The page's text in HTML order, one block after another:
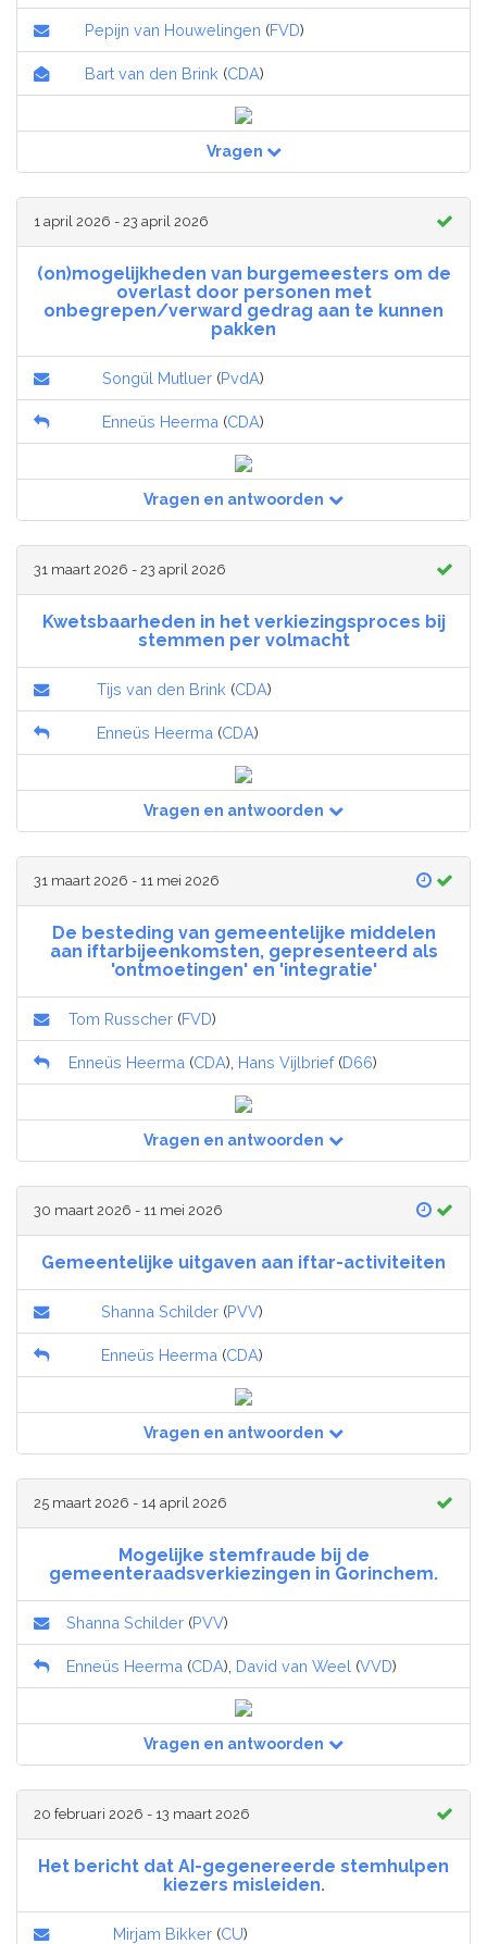
Pepijn van Houwelingen (FVD)
Bart van den Brink (CDA)
Vragen
1 april 2026 - 23 april 2026
(on)mogelijkheden van burgemeesters om de
overlast door personen met
onbegrepen/verward gedrag aan te kunnen
pakken
Songül Mutluer (PvdA)
Enneüs Heerma (CDA)
Vragen en antwoorden
31 maart 2026 - 23 april 2026
Kwetsbaarheden in het verkiezingsproces bij
stemmen per volmacht
Tijs van den Brink (CDA)
Enneüs Heerma (CDA)
Vragen en antwoorden
31 maart 2026 - 11 mei 2026
De besteding van gemeentelijke middelen
aan iftarbijeenkomsten, gepresenteerd als
'ontmoetingen' en 'integratie'
Tom Russcher (FVD)
Enneüs Heerma (CDA), Hans Vijlbrief(D66)
Vragen en antwoorden
30 maart 2026 - 11 mei 2026
Gemeentelijke uitgaven aan iftar-activiteiten
Shanna Schilder (PVV)
Enneüs Heerma (CDA)
Vragen en antwoorden
25 maart 2026 - 14 april 2026
Mogelijke stemfraude bij de
gemeenteraadsverkiezingen in Gorinchem.
Shanna Schilder (PVV)
Enneüs Heerma (CDA), David van Weel (VVD)
Vragen en antwoorden
20 februari 2026 - 13 maart 2026
Het bericht dat AI-gegenereerde stemhulpen
kiezers misleiden.
Mirjam Bikker (CU)